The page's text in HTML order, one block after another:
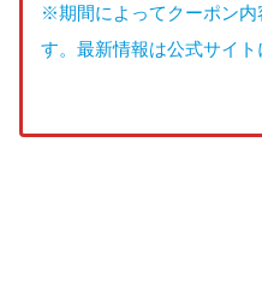
※期間によってクーポン内
す。最新情報は公式サイ